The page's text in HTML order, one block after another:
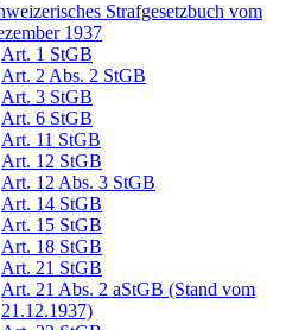
Strafgesetzbuch vom
1937
Art. 1 StGB
Art. 2 Abs. 2 StGB
Art. 3 StGB
Art. 6 StGB
Art. 11 StGB
Art. 12 StGB
Art. 12 Abs. 3 StGB
Art. 14 StGB
Art. 15 StGB
Art. 18 StGB
Art. 21 StGB
Art. 21 Abs. 2 aStGB (Stand vom
21.12.1937)